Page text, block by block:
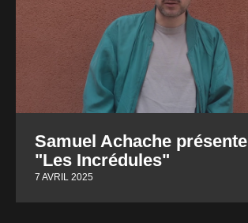
Samuel Achache présente
"Les Incrédules"
7 AVRIL 2025